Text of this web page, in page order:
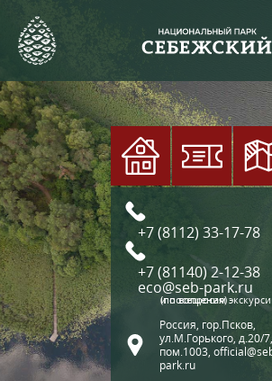
+7 (8112) 33-17-78
+7 (81140) 2-12-38
eco@seb-park.ru
(по вопросам экскурсий и посещения)
Россия, гор.Псков,
ул.М.Горького, д.20/7,
пом.1003,
park.ru